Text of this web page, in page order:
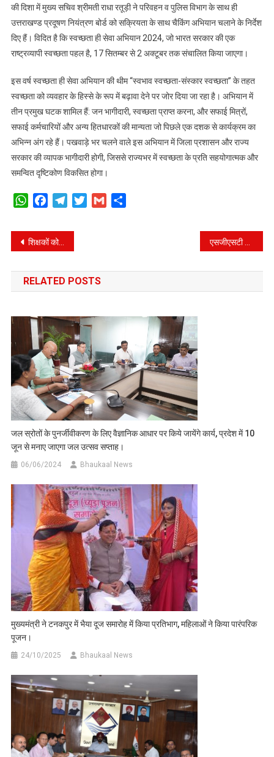
की दिशा में मुख्य सचिव श्रीमती राधा रतूड़ी ने परिवहन व पुलिस विभाग के साथ ही
उत्तराखण्ड प्रदूषण नियंत्रण बोर्ड को सक्रियता के साथ चैकिंग अभियान चलाने के निर्देश
दिए हैं। विदित है कि स्वच्छता ही सेवा अभियान 2024, जो भारत सरकार की एक
राष्ट्रव्यापी स्वच्छता पहल है, 17 सितम्बर से 2 अक्टूबर तक संचालित किया जाएगा।
इस वर्ष स्वच्छता ही सेवा अभियान की थीम ‘‘स्वभाव स्वच्छता-संस्कार स्वच्छता’’ के तहत
स्वच्छता को व्यवहार के हिस्से के रूप में बढ़ावा देने पर जोर दिया जा रहा है। अभियान में
तीन प्रमुख घटक शामिल हैं: जन भागीदारी, स्वच्छता प्राप्त करना, और सफाई मित्रों,
सफाई कर्मचारियों और अन्य हितधारकों की मान्यता जो पिछले एक दशक से कार्यक्रम का
अभिन्न अंग रहे हैं। पखवाड़े भर चलने वाले इस अभियान में जिला प्रशासन और राज्य
सरकार की व्यापक भागीदारी होगी, जिससे राज्यभर में स्वच्छता के प्रति सहयोगात्मक और
समन्वित दृष्टिकोण विकसित होगा।
WhatsAppFacebookTelegramTwitterGmail
Post
navigation
शिक्षकों को शैलेश मटियानी राज्य शैक्षिक पुरस्कार से किया गया सम्मानित।
RELATED POSTS
जल स्रोतों के पुनर्जीवीकरण के लिए वैज्ञानिक आधार पर किये जायेंगे कार्य, प्रदेश में 10
जून से मनाए जाएगा जल उत्सव सप्ताह।
06/06/2024 Bhaukaal News
मुख्यमंत्री ने टनकपुर में भैया दूज समारोह में किया प्रतिभाग, महिलाओं ने किया पारंपरिक
पूजन।
24/10/2025 Bhaukaal News